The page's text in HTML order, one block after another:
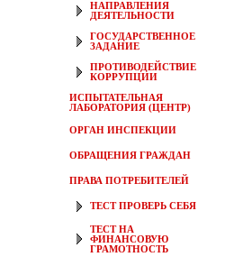
НАПРАВЛЕНИЯ
ДЕЯТЕЛЬНОСТИ
ГОСУДАРСТВЕННОЕ
ЗАДАНИЕ
ПРОТИВОДЕЙСТВИЕ
КОРРУПЦИИ
ИСПЫТАТЕЛЬНАЯ
ЛАБОРАТОРИЯ (ЦЕНТР)
ОРГАН ИНСПЕКЦИИ
ОБРАЩЕНИЯ ГРАЖДАН
ПРАВА ПОТРЕБИТЕЛЕЙ
ТЕСТ ПРОВЕРЬ СЕБЯ
ТЕСТ НА
ФИНАНСОВУЮ
ГРАМОТНОСТЬ